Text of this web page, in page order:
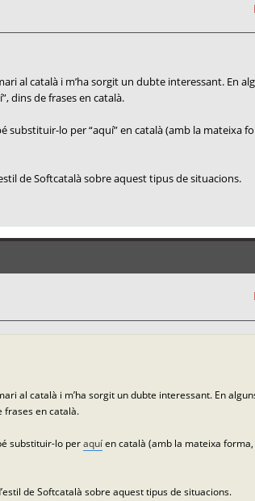
al català i m’ha sorgit un dubte interessant. En
dins de frases en català.
lo per “aquí” en català (amb la mateixa
de Softcatalà sobre aquest tipus de situacions.
al català i m’ha sorgit un dubte interessant. En
frases en català.
substituir-lo peraquíen català (amb la mateixa
de Softcatalà sobre aquest tipus de situacions.